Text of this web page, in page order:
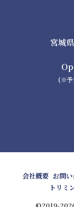
宮城
(※予
会社概要 お問
トリミ